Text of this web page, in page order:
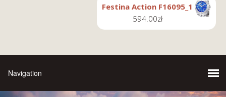
Festina Action F16095_1
594.00zł